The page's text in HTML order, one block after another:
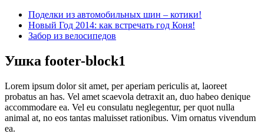
Поделки из автомобильных шин – котики!
Новый Год 2014: как встречать год Коня!
Забор из велосипедов
Ушка footer-block1
Lorem ipsum dolor sit amet, per aperiam periculis at, laoreet
probatus an has. Vel amet scaevola detraxit an, duo habeo denique
accommodare ea. Vel eu consulatu neglegentur, per quot nulla
animal at, no eos tantas maluisset rationibus. Vim ornatus vivendum
ea.